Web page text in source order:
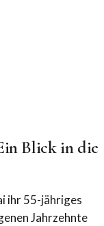
Blick in die
ihr 55-jähriges
Jahrzehnte